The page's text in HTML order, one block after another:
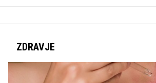
ZDRAVJE